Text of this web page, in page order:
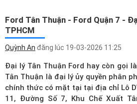
Ford Tân Thuận - Ford Quận 7 -
TPHCM
Quỳnh An đăng lúc 19-03-2026 11:25
Đại lý Tân Thuận Ford hay còn gọi
Tân Thuận là đại lý ủy quyền phân
chính thức có mặt tại tại địa chỉ Lô
11, Đường Số 7, Khu Chế Xuất